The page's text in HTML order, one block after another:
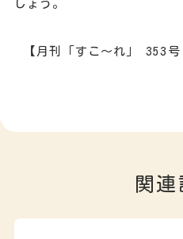
しょう。
【月刊「すこ～れ」 353
関連